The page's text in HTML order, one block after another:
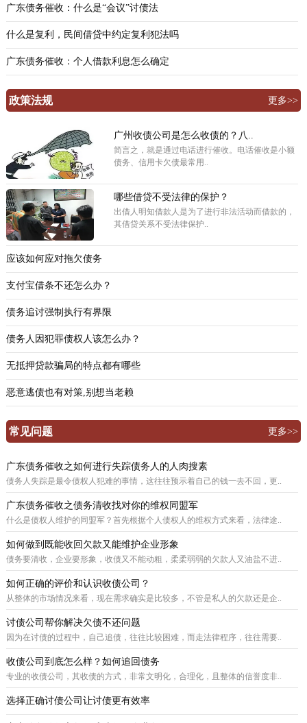
广东债务催收：什么是“会议”讨债法
什么是复利，民间借贷中约定复利犯法吗
广东债务催收：个人借款利息怎么确定
政策法规 更多>>
广州收债公司是怎么收债的？八..
简言之，就是通过电话进行催收。电话催收是小额
债务、信用卡欠债最常用..
哪些借贷不受法律的保护？
出借人明知借款人是为了进行非法活动而借款的，
其借贷关系不受法律保护..
应该如何应对拖欠债务
支付宝借条不还怎么办？
债务追讨强制执行有界限
债务人因犯罪债权人该怎么办？
无抵押贷款骗局的特点都有哪些
恶意逃债也有对策,别想当老赖
常见问题 更多>>
广东债务催收之如何进行失踪债务人的人肉搜素
债务人失踪是最令债权人犯难的事情，这往往预示着自己的钱一去不回，更..
广东债务催收之债务清收找对你的维权同盟军
什么是债权人维护的同盟军？首先根据个人债权人的维权方式来看，法律途..
如何做到既能收回欠款又能维护企业形象
债务要清收，企业要形象，收债又不能动粗，柔柔弱弱的欠款人又油盐不进..
如何正确的评价和认识收债公司？
从整体的市场情况来看，现在需求确实是比较多，不管是私人的欠款还是企..
讨债公司帮你解决欠债不还问题
因为在讨债的过程中，自己追债，往往比较困难，而走法律程序，往往需要..
收债公司到底怎么样？如何追回债务
专业的收债公司，其收债的方式，非常文明化，合理化，且整体的信誉度非..
选择正确讨债公司让讨债更有效率